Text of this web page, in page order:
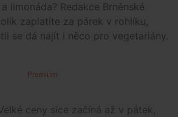
limonáda? Redakce Brněnské
zaplatíte za párek v rohlíku,
se dá najít i něco pro vegetariány.
Premium
ceny sice začíná až v pátek,